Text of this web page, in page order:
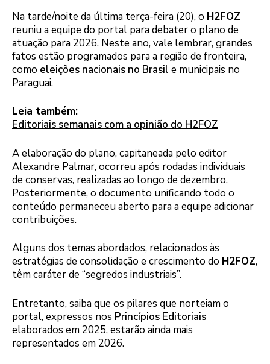
Na tarde/noite da última terça-feira (20), o H2FOZ
reuniu a equipe do portal para debater o plano de
atuação para 2026. Neste ano, vale lembrar, grandes
fatos estão programados para a região de fronteira,
como eleições nacionais no Brasil e municipais no
Paraguai.
Leia também:
Editoriais semanais com a opinião do H2FOZ
A elaboração do plano, capitaneada pelo editor
Alexandre Palmar, ocorreu após rodadas individuais
de conservas, realizadas ao longo de dezembro.
Posteriormente, o documento unificando todo o
conteúdo permaneceu aberto para a equipe adicionar
contribuições.
Alguns dos temas abordados, relacionados às
estratégias de consolidação e crescimento do H2FOZ,
têm caráter de “segredos industriais”.
Entretanto, saiba que os pilares que norteiam o
portal, expressos nos Princípios Editoriais
elaborados em 2025, estarão ainda mais
representados em 2026.